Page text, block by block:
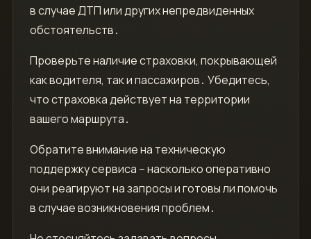
в случае ДТП или других непредвиденных
обстоятельств․
Проверьте наличие страховки, покрывающей
как водителя, так и пассажиров․ Убедитесь,
что страховка действует на территории
вашего маршрута․
Обратите внимание на техническую
поддержку сервиса – насколько оперативно
они реагируют на запросы и готовы ли помочь
в случае возникновения проблем․